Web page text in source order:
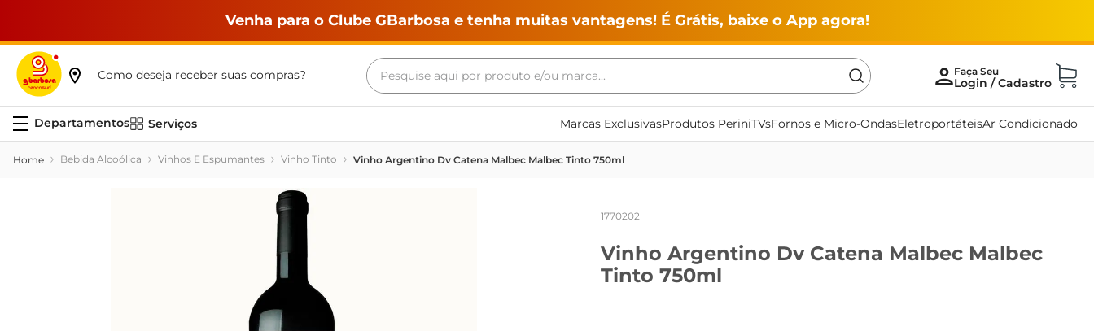
Venha para o Clube GBarbosa e tenha muitas vantagens! É Grátis, baixe o App agora!
Como deseja receber suas compras?
Pesquise aqui por produto e/ou marca...
Serviços Marcas ExclusivasProdutos PeriniTVsFornos e Micro-OndasEletroportáteisAr Condicionado
Bebida Alcoólica Vinhos E Espumantes Vinho Tinto Vinho Argentino Dv Catena Malbec Malbec Tinto 750ml
1770202
Vinho Argentino Dv Catena Malbec Malbec
Tinto 750ml
Termos mais buscados
maquina lavar